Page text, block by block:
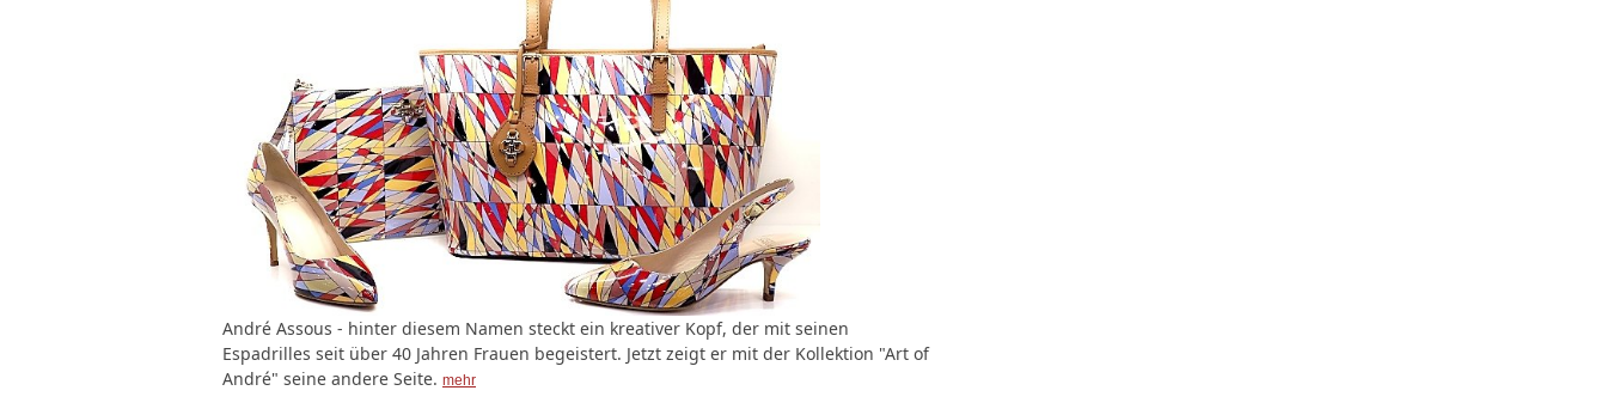
André Assous - hinter diesem Namen steckt ein kreativer Kopf, der mit seinen
Espadrilles seit über 40 Jahren Frauen begeistert. Jetzt zeigt er mit der Kollektion "Art of
André" seine andere Seite. mehr